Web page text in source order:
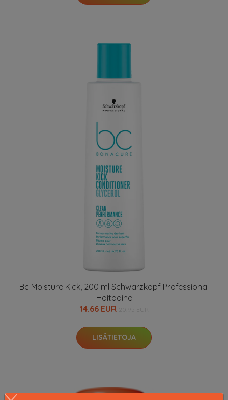
Bc Moisture Kick, 200 ml Schwarzkopf Professional
Hoitoaine
14.66 EUR
LISÄTIETOJA